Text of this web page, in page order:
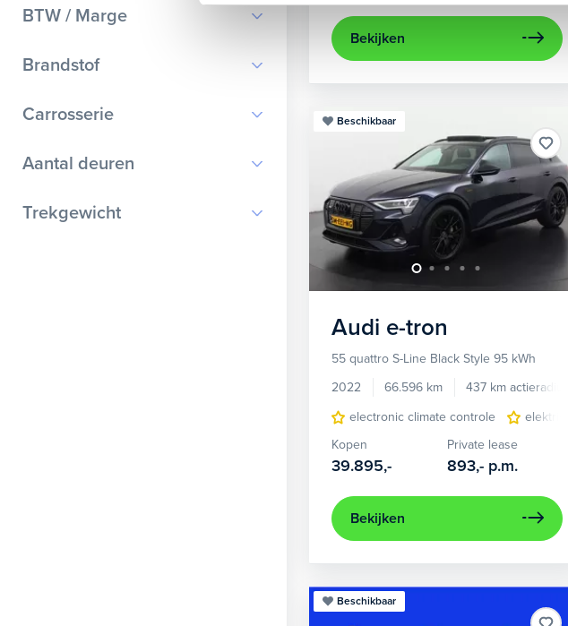
BTW / Marge
BTW
Brandstof
Benzine
Elektrisch
Hybride benzine
Carrosserie
Bestelauto
Chassis cabine
Aantal deuren
Trekgewicht
Bekijken
Beschikbaar
Audi e-tron
55 quattro S-Line Black Style 95 kWh
2022
66.596 km 437 km actieradius
electronic climate controle
Kopen
39.895,-
Private lease
893,- p.m.
Bekijken
Beschikbaar